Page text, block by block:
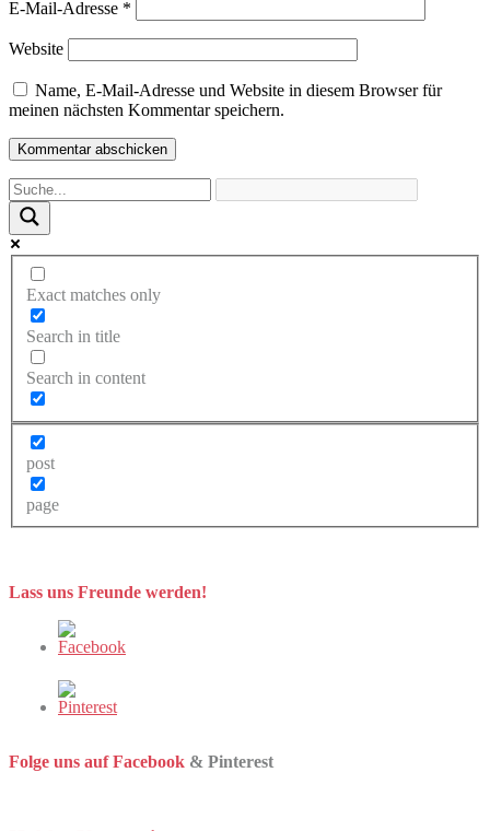
E-Mail-Adresse *
Website
Name, E-Mail-Adresse und Website in diesem Browser für
meinen nächsten Kommentar speichern.
Exact matches only
Search in title
Search in content
post
page
Lass uns Freunde werden!
Folge uns auf Facebook & Pinterest